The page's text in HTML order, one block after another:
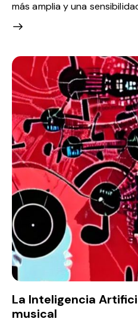
más amplia y una
La Inteligencia
musical